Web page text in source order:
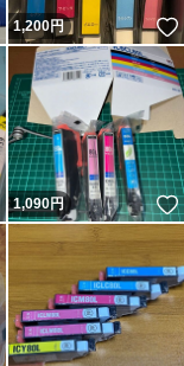
いいね！
1,200円
いいね！
1,090円